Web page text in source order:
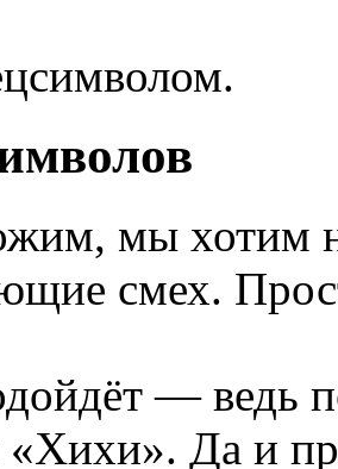
мы хотим
смех.
— ведь
Да и